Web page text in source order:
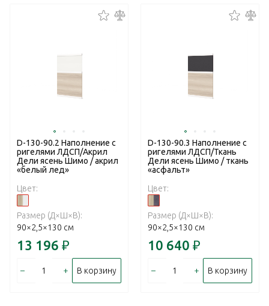
D-130-90.2 Наполнение с
ригелями ЛДСП/Акрил
Дели ясень Шимо / акрил
«белый лед»
Цвет:
Размер (Д×Ш×В):
90×2,5×130 см
13 196 ₽
– + В корзину
D-130-90.3 Наполнение с
ригелями ЛДСП/Ткань
Дели ясень Шимо / ткань
«асфальт»
Цвет:
Размер (Д×Ш×В):
90×2,5×130 см
10 640 ₽
– + В корзину